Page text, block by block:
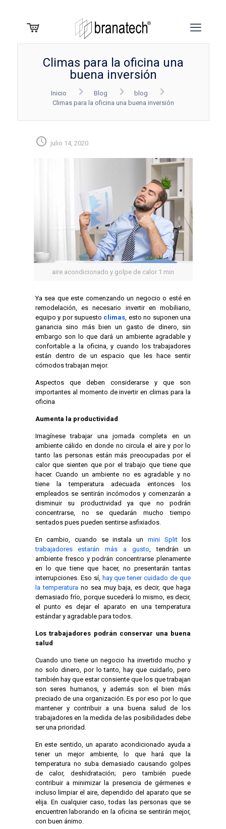
Climas para la oficina una
buena inversión
Inicio Blog
blog
Climas para la oficina una buena inversión
julio 14, 2020
aire acondicionado y golpe de calor 1 min
Ya sea que este comenzando un negocio o esté en
remodelación, es necesario invertir en mobiliario,
equipo y por supuesto climas , esto no suponen una
ganancia sino más bien un gasto de dinero, sin
embargo son lo que dará un ambiente agradable y
confortable a la oficina, y cuando los trabajadores
están dentro de un espacio que les hace sentir
cómodos trabajan mejor.
Aspectos que deben considerarse y que son
importantes al momento de invertir en climas para la
oficina
Aumenta la productividad
Imagínese trabajar una jornada completa en un
ambiente cálido en donde no circula el aire y por lo
tanto las personas están más preocupadas por el
calor que sienten que por el trabajo que tiene que
hacer. Cuando un ambiente no es agradable y no
tiene la temperatura adecuada entonces los
empleados se sentirán incómodos y comenzarán a
disminuir su productividad ya que no podrán
concentrarse, no se quedarán mucho tiempo
sentados pues pueden sentirse asfixiados.
En cambio, cuando se instala un mini Splitlos
trabajadores estarán más a gusto , tendrán un
ambiente fresco y podrán concentrarse plenamente
en lo que tiene que hacer, no presentarán tantas
interrupciones. Eso sí, hay que tener cuidado de que
la temperatura no sea muy baja, es decir, que haga
demasiado frío, porque sucederá lo mismo, es decir,
el punto es dejar el aparato en una temperatura
estándar y agradable para todos.
Los trabajadores podrán conservar una buena
salud
Cuando uno tiene un negocio ha invertido mucho y
no solo dinero, por lo tanto, hay que cuidarlo, pero
también hay que estar consiente que los que trabajan
son seres humanos, y además son el bien más
preciado de una organización. Es por eso por lo que
mantener y contribuir a una buena salud de los
trabajadores en la medida de las posibilidades debe
ser una prioridad.
En este sentido, un aparato acondicionado ayuda a
tener un mejor ambiente, lo que hará que la
temperatura no suba demasiado causando golpes
de calor, deshidratación; pero también puede
contribuir a minimizar la presencia de gérmenes e
incluso limpiar el aire, dependido del aparato que se
elija. En cualquier caso, todas las personas que se
encuentren laborando en la oficina se sentirán mejor,
con buen ánimo.